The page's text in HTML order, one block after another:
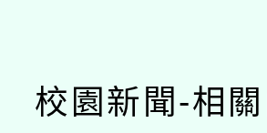
校園新聞-相